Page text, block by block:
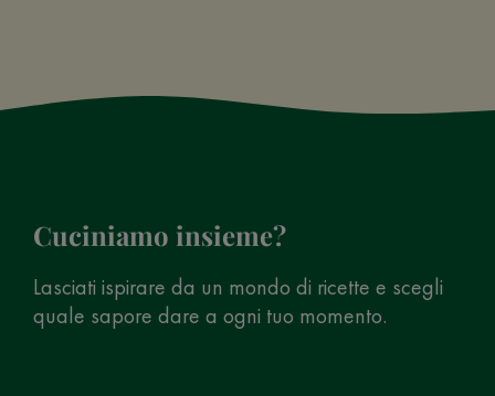
Cuciniamo insieme?
Lasciati ispirare da un mondo di ricette e scegli
quale sapore dare a ogni tuo momento.